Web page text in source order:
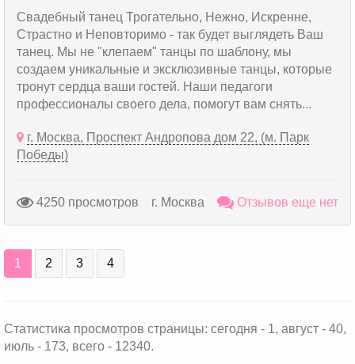
Свадебный танец Трогательно, Нежно, Искренне,
Страстно и Неповторимо - так будет выглядеть Ваш
танец. Мы не "клепаем" танцы по шаблону, мы
создаем уникальные и эксклюзивные танцы, которые
тронут сердца ваши гостей. Наши педагоги
профессионалы своего дела, помогут вам снять...
г. Москва, Проспект Андропова дом 22, (м. Парк
Победы)
4250 просмотров г. Москва Отзывов еще нет
1 2 3 4
Статистика просмотров страницы: сегодня - 1, август - 40,
июль - 173, всего - 12340.